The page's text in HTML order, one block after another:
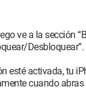
ve a la sección
Desbloquear”.
esté activada, tu
cuando abras